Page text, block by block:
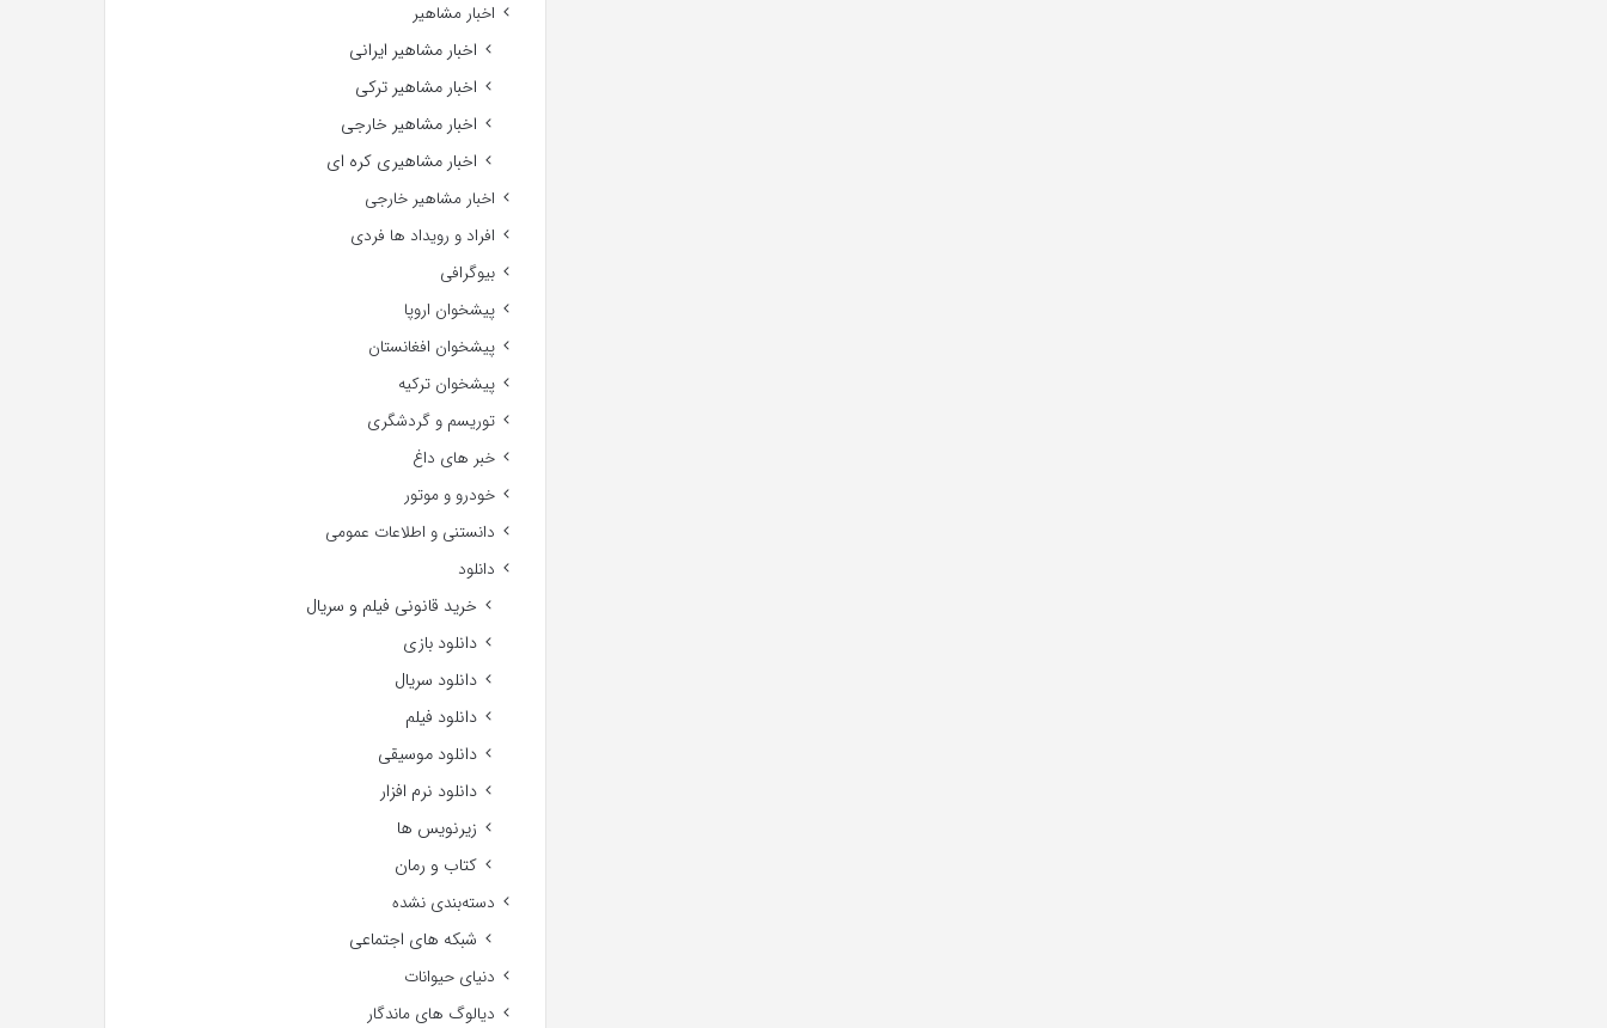
اخبار مشاهیر
اخبار مشاهیر ایرانی
اخبار مشاهیر ترکی
اخبار مشاهیر خارجی
اخبار مشاهیری کره ای
اخبار مشاهیر خارجی
افراد و رویداد ها فردی
بیوگرافی
پیشخوان اروپا
پیشخوان افغانستان
پیشخوان ترکیه
توریسم و گردشگری
خبر های داغ
خودرو و موتور
دانستنی و اطلاعات عمومی
دانلود
خرید قانونی فیلم و سریال
دانلود بازی
دانلود سریال
دانلود فیلم
دانلود موسیقی
دانلود نرم افزار
زیرنویس ها
کتاب و رمان
دسته‌بندی نشده
شبکه های اجتماعی
دنیای حیوانات
دیالوگ های ماندگار